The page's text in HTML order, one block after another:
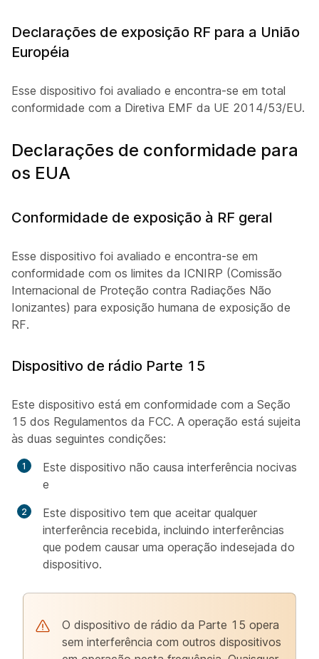
Declarações de exposição RF para a União
Européia
Esse dispositivo foi avaliado e encontra-se em total
conformidade com a Diretiva EMF da UE 2014/53/EU.
Declarações de conformidade para
os EUA
Conformidade de exposição à RF geral
Esse dispositivo foi avaliado e encontra-se em
conformidade com os limites da ICNIRP (Comissão
Internacional de Proteção contra Radiações Não
Ionizantes) para exposição humana de exposição de
RF.
Dispositivo de rádio Parte 15
Este dispositivo está em conformidade com a Seção
15 dos Regulamentos da FCC. A operação está sujeita
às duas seguintes condições:
Este dispositivo não causa interferência nocivas
e
Este dispositivo tem que aceitar qualquer
interferência recebida, incluindo interferências
que podem causar uma operação indesejada do
dispositivo.
O dispositivo de rádio da Parte 15 opera
sem interferência com outros dispositivos